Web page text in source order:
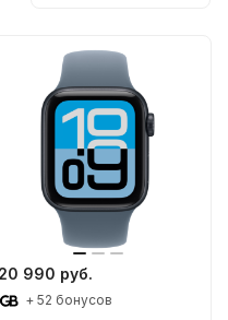
20 990 руб.
+ 52 бонусов